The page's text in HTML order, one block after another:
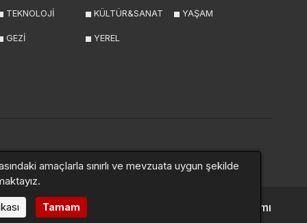
TEKNOLOJİ KÜLTÜR&SANAT YAŞAM
GEZİ YEREL
Haber Yazılımı
amaçlarla sınırlı ve mevzuata uygun şekilde
Tamam